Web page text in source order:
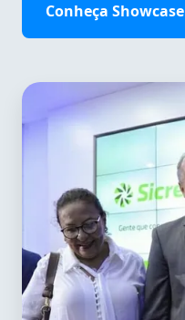
Conheça Showcase